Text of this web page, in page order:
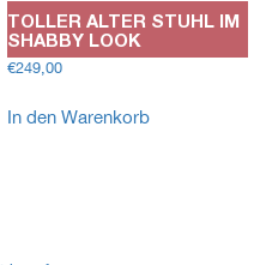
TOLLER ALTER STUHL IM
SHABBY LOOK
€249,00
In den Warenkorb